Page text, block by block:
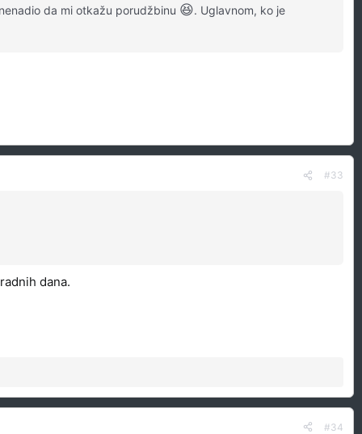
da mi otkažu porudžbinu 😆. Uglavnom, ko je
#33
dana.
#34